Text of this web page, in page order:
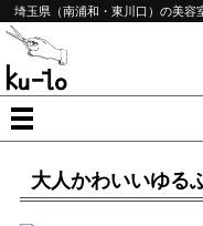
埼玉県（南浦和・東川口）の美容
大人かわいいゆる